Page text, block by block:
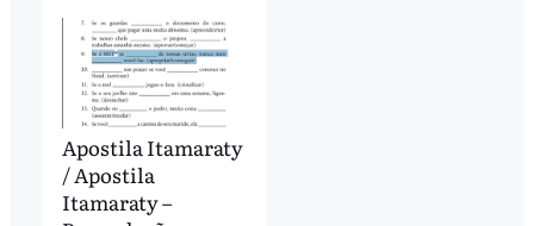
Apostila Itamaraty
/ Apostila
Itamaraty –